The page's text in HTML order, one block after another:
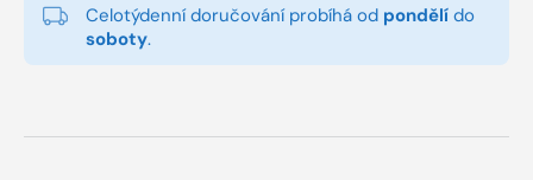
Celotýdenní doručování probíhá od pondělí do
soboty.